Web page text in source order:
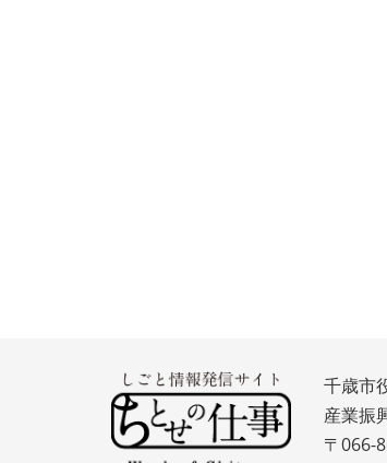
千歳市
産業振
〒066-